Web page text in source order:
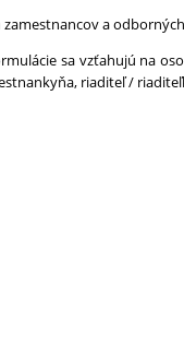
a
sa vzťahujú na
riaditeľ /